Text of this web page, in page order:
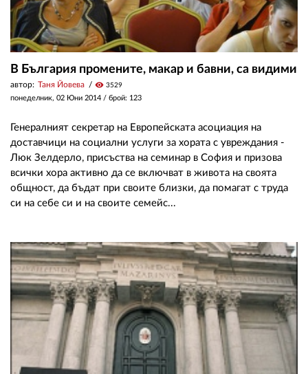
В България промените, макар и бавни, са видими
автор: Таня Йовева visibility 3529
понеделник, 02 Юни 2014 / брой: 123
Генералният секретар на Европейската асоциация на
доставчици на социални услуги за хората с увреждания -
Люк Зелдерло, присъства на семинар в София и призова
всички хора активно да се включват в живота на своята
общност, да бъдат при своите близки, да помагат с труда
си на себе си и на своите семейс...